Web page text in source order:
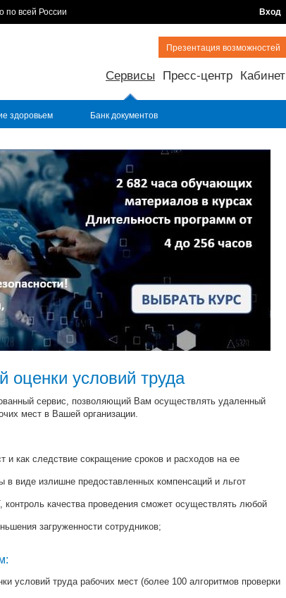
по всей России Вход
Презентация возможностей
Сервисы Пресс-центр Кабинет
здоровьем Банк документов
оценки условий труда
сервис, позволяющий Вам осуществлять удаленный
мест в Вашей организации.
и как следствие сокращение сроков и расходов на ее
в виде излишне предоставленных компенсаций и льгот
качества проведения сможет осуществлять любой
загруженности сотрудников;
условий труда рабочих мест (более 100 алгоритмов проверки